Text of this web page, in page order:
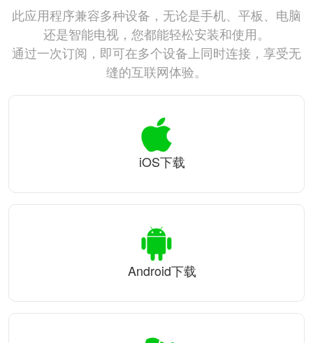
此应用程序兼容多种设备，无论是手机、平板、电脑
还是智能电视，您都能轻松安装和使用。
通过一次订阅，即可在多个设备上同时连接，享受无
缝的互联网体验。
iOS下载
Android下载